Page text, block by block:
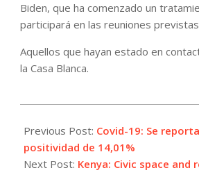
Biden, que ha comenzado un
participará en las reuniones
Aquellos que hayan estado en
la Casa Blanca.
07-
21
Previous Post: Covid-19: Se
positividad de 14,01%
Next Post: Kenya: Civic space